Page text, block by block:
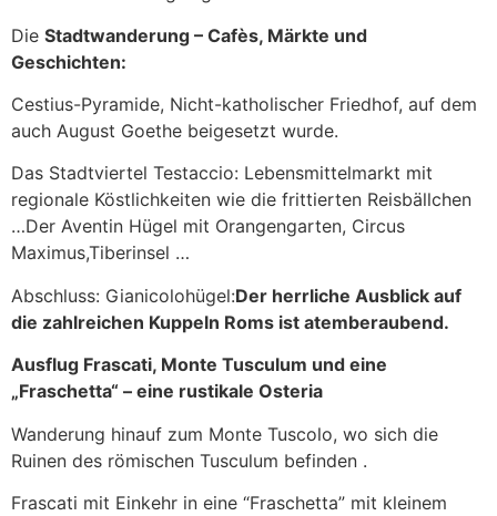
Die Stadtwanderung – Cafès, Märkte und
Geschichten:
Cestius-Pyramide, Nicht-katholischer Friedhof, auf dem
auch August Goethe beigesetzt wurde.
Das Stadtviertel Testaccio: Lebensmittelmarkt mit
regionale Köstlichkeiten wie die frittierten Reisbällchen
…Der Aventin Hügel mit Orangengarten, Circus
Maximus,Tiberinsel …
Abschluss: Gianicolohügel:Der herrliche Ausblick auf
die zahlreichen Kuppeln Roms ist atemberaubend.
Ausflug Frascati, Monte Tusculum und eine
„Fraschetta“ – eine rustikale Osteria
Wanderung hinauf zum Monte Tuscolo, wo sich die
Ruinen des römischen Tusculum befinden .
Frascati mit Einkehr in eine “Fraschetta” mit kleinem